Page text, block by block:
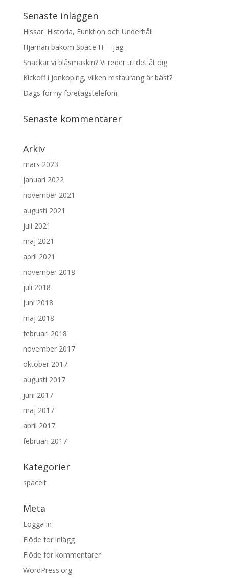
Senaste inläggen
Hissar: Historia, Funktion och Underhåll
Hjärnan bakom Space IT – jag
Snackar vi blåsmaskin? Vi reder ut det åt dig
Kickoff i Jönköping, vilken restaurang är bäst?
Dags för ny företagstelefoni
Senaste kommentarer
Arkiv
mars 2023
januari 2022
november 2021
augusti 2021
juli 2021
maj 2021
april 2021
november 2018
juli 2018
juni 2018
maj 2018
februari 2018
november 2017
oktober 2017
augusti 2017
juni 2017
maj 2017
april 2017
februari 2017
Kategorier
spaceit
Meta
Logga in
Flöde för inlägg
Flöde för kommentarer
WordPress.org